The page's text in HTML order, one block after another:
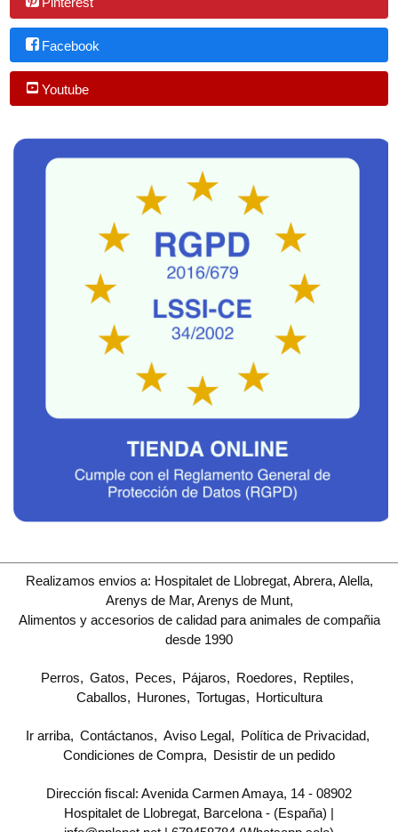
Facebook
Youtube
Realizamos envios a: Hospitalet de Llobregat, Abrera, Alella,
Arenys de Mar, Arenys de Munt,
Alimentos y accesorios de calidad para animales de compañia
desde 1990
Perros Gatos Peces Pájaros Roedores
Reptiles
Caballos
Hurones Tortugas Horticultura
Ir arriba Contáctanos Aviso Legal
Política de Privacidad
Condiciones de Compra
Desistir de un pedido
Dirección fiscal: Avenida Carmen Amaya, 14 - 08902
Hospitalet de Llobregat, Barcelona - (España) |